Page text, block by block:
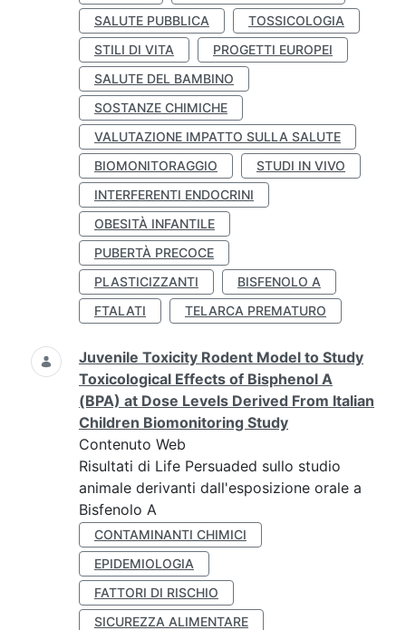
SALUTE PUBBLICA
TOSSICOLOGIA
STILI DI VITA
PROGETTI EUROPEI
SALUTE DEL BAMBINO
SOSTANZE CHIMICHE
VALUTAZIONE IMPATTO SULLA SALUTE
BIOMONITORAGGIO
STUDI IN VIVO
INTERFERENTI ENDOCRINI
OBESITÀ INFANTILE
PUBERTÀ PRECOCE
PLASTICIZZANTI
BISFENOLO A
FTALATI
TELARCA PREMATURO
Juvenile Toxicity Rodent Model to Study
Toxicological Effects of Bisphenol A
(BPA) at Dose Levels Derived From Italian
Children Biomonitoring Study
Contenuto Web
Risultati di Life Persuaded sullo studio
animale derivanti dall'esposizione orale a
Bisfenolo A
CONTAMINANTI CHIMICI
EPIDEMIOLOGIA
FATTORI DI RISCHIO
SICUREZZA ALIMENTARE